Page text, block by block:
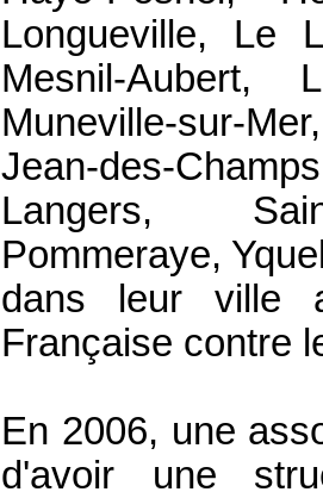
Longueville, Le
Mesnil-Aubert,
Muneville-sur-
Jean-des-
Langers,
Pommeraye,
dans leur ville
Française contre
En 2006, une
d'avoir une